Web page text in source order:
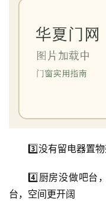
套
装
登录
3️⃣没有留电器置
4️⃣厨房没做吧台
台，空间更开阔